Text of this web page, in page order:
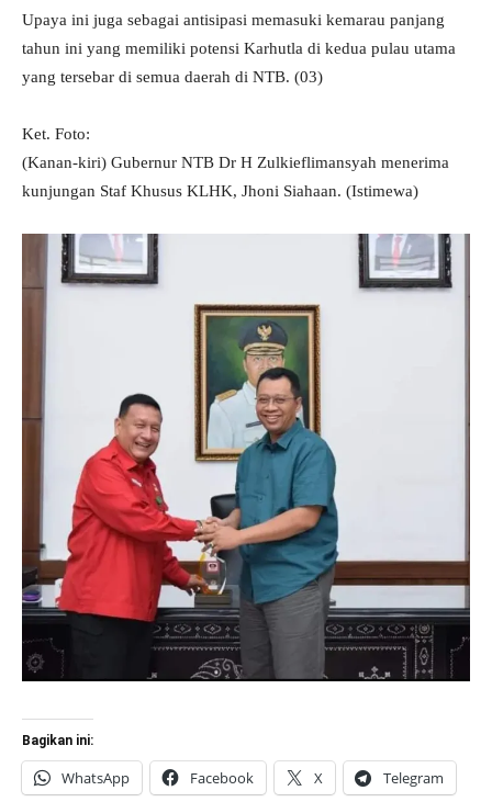
Upaya ini juga sebagai antisipasi memasuki kemarau panjang
tahun ini yang memiliki potensi Karhutla di kedua pulau utama
yang tersebar di semua daerah di NTB. (03)
Ket. Foto:
(Kanan-kiri) Gubernur NTB Dr H Zulkieflimansyah menerima
kunjungan Staf Khusus KLHK, Jhoni Siahaan. (Istimewa)
Bagikan ini:
WhatsApp Facebook X Telegram